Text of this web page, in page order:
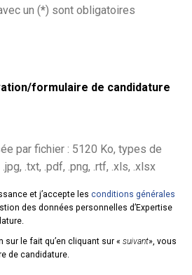
un (*) sont obligatoires
formulaire de candidature
par fichier : 5120 Ko, types de
.txt, .pdf, .png, .rtf, .xls, .xlsx
et j’accepte les conditions générales
des données personnelles d’Expertise
le fait qu’en cliquant sur « suivant», vous
de candidature.